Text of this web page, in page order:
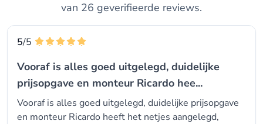
van 26 geverifieerde reviews.
5/5
Vooraf is alles goed uitgelegd, duidelijke
prijsopgave en monteur Ricardo hee...
Vooraf is alles goed uitgelegd, duidelijke prijsopgave
en monteur Ricardo heeft het netjes aangelegd,